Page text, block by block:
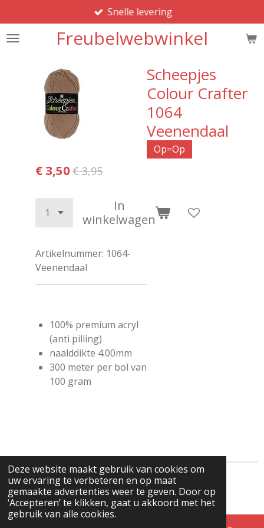
Deze website maakt gebruik van cookies om
uw ervaring te verbeteren en op maat
gemaakte advertenties weer te geven. Door op
‘Accepteren’ te klikken, gaat u akkoord met het
gebruik van alle cookies.
direct
naar
hoofdinhoud
Freubelwebwinkel
Snelle levering
Scheepjes
Colour Crafter
1064
Veenendaal
Op=Op
€ 3,50 € 3,95
In
winkelwagen
Artikelnummer: 1064-
Veenendaal
100% premium acryl
(anti pilling)
naalddikte 4.00mm
300 meter per bol van
100 gram
© 2025 - 2026 Freubelwebwinkel
Powered byJouwWeb